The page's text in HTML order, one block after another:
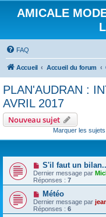
AMICALE
FAQ
Accueil Accueil du forum
PLAN'AUDRAN :
AVRIL 2017
Nouveau sujet
Marquer les
S'il faut un
Dernier message par
Réponses : 7
Météo
Dernier message par
Réponses : 6